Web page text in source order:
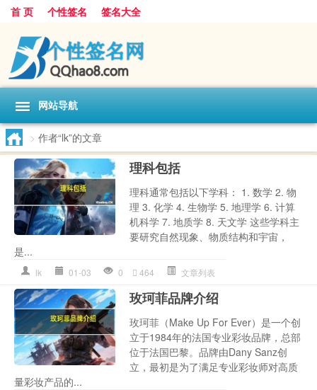
首 页 个性签名 签名大全
网站导航
> 作者“lk”的文章
理科包括
理科通常包括以下学科： 1. 数学 2. 物
理 3. 化学 4. 生物学 5. 地理学 6. 计算
机科学 7. 地质学 8. 天文学 这些学科主
要研究自然现象、物质结构和宇宙，
是...
lk 01-03 0 464 文章列表
玫珂菲品牌介绍
玫珂菲（Make Up For Ever）是一个创
立于1984年的法国专业彩妆品牌，总部
位于法国巴黎。品牌由Dany Sanz创
立，最初是为了满足专业彩妆师对高质
量彩妆产品的...